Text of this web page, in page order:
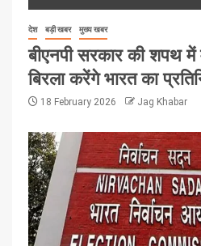
देश बड़ी खबर मुख्य खबर
बीएनपी सरकार की शपथ में
बिरला करेंगे भारत का
18 February 2026 Jag Khabar